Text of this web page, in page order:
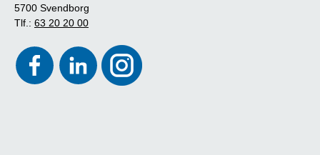
5700 Svendborg
Tlf.: 63 20 20 00